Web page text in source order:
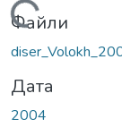
Вантажиться...
Файли
Дата
2004